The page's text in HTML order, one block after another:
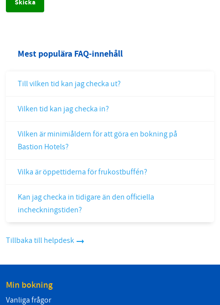
Mest populära FAQ-innehåll
Till vilken tid kan jag checka ut?
Vilken tid kan jag checka in?
Vilken är minimiåldern för att göra en bokning på
Bastion Hotels?
Vilka är öppettiderna för frukostbuffén?
Kan jag checka in tidigare än den officiella
incheckningstiden?
Tillbaka till helpdesk
Min bokning
Vanliga frågor